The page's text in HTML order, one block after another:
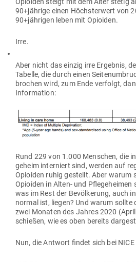
90+jährige einen Höchs­terwert von
90+jährigen leben mit Opioiden.
Irre.
Aber nicht das einzig irre Ergebnis,
Tabelle, die durch einen
brochen wird, zum Ende ver­folgt,
Information:
Rund 229 von 1.000 Men­schen, die
geheim inter­niert sind, werden auf
Opioiden ruhig gestellt. Aber warum
Opioiden in Alten- und Pfle­ge­heimen
was im Rest der Bevöl­kerung, auch
normal ist, liegen? Und warum sollte
zwei Monaten des Jahres 2020
schießen, wie es oben bereits
Nun, die Antwort findet sich bei NICE